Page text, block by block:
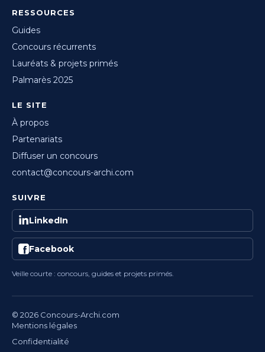
RESSOURCES
Guides
Concours récurrents
Lauréats & projets primés
Palmarès 2025
LE SITE
À propos
Partenariats
Diffuser un concours
contact@concours-archi.com
SUIVRE
LinkedIn
Facebook
Veille courte : concours, guides et projets primés.
© 2026 Concours-Archi.com
Mentions légales
Confidentialité